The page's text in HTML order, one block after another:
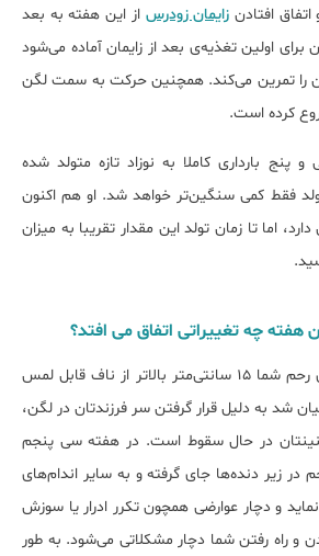
افتادن زایمان زودرس از این هفته به بعد
برای اولین تغذیه‌ی بعد از زایمان آماده می‌شود
را تمرین می‌کند. همچنین حرکت به سمت لگن
کرده است.
بارداری کاملا به نوزاد تازه متولد شده
فقط کمی سنگین‌تر خواهد شد. او هم ‌اکنون
اما تا زمان تولد این مقدار تقریبا به میزان
هفته چه تغییراتی اتفاق می افتد؟
در هفته سی پنج بارداری رحم شما 15 سانتی‌متر بالاتر از ناف قابل لمس
شد به دلیل قرار گرفتن سر فرزندتان در لگن،
در حال سقوط است. در هفته سی پنجم
در زیر دنده‌ها جای گرفته و به سایر اندام‌های
و دچار عوارضی همچون تکرر ادرار یا سوزش
راه رفتن شما دچار مشکلاتی می‌شود. به طور